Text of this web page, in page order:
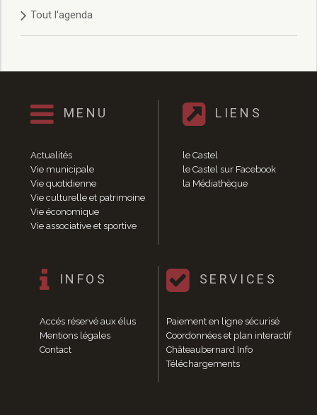
Délibérations 2008
Crèche
Écoles
Garderies
Restauration scolaire
Centres de loisirs
Solidarité
Résidence sénior
La M.D.P.H.
Aménagements en accessibilité
Associations d’aide aux handicapés
Tout l'agenda
MENU
Actualités
Vie municipale
Vie quotidienne
Vie culturelle et patrimoine
Vie économique
Vie associative et sportive
LIENS
le Castel
le Castel sur Facebook
la Médiathèque
INFOS
Accés réservé aux élus
Mentions légales
Contact
SERVICES
Paiement en ligne sécurisé
Coordonnées et plan interactif
Châteaubernard Info
Téléchargements